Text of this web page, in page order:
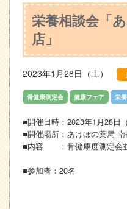
栄養相談会「
店」
2023年1月28日（土）
骨健康測定会 健康フェア 栄
■開催日時：2023年1月28
■開催場所：あけぼの薬局
■内容 ：骨健康度測定会並
■参加者：20名